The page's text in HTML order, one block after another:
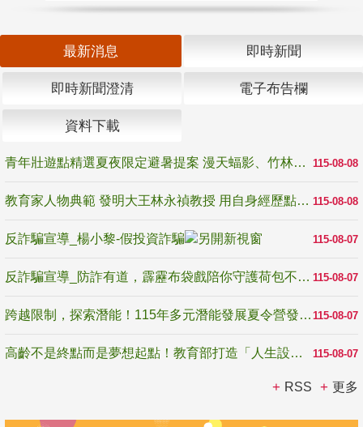
最新消息 即時新聞
即時新聞澄清 電子布告欄
資料下載
115-08-08
青年壯遊點精選夏夜限定避暑提案 漫天蝠影、竹林尋蛙、茶香夜觀 邀青年暮色出發
115-08-08
教育家人物典範 發明大王林永禎教授 用自身經歷點亮學生的路
115-08-07
反詐騙宣導_楊小黎-假投資詐騙
115-08-07
反詐騙宣導_防詐有道，霹靂布袋戲陪你守護荷包不受騙
115-08-07
跨越限制，探索潛能！115年多元潛能發展夏令營發掘生命無限可能
115-08-07
高齡不是終點而是夢想起點！教育部打造「人生設計夢工場」 參展第3屆高齡健康產業博覽會
RSS 更多